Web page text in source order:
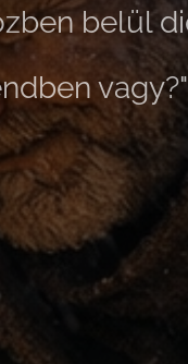
belül